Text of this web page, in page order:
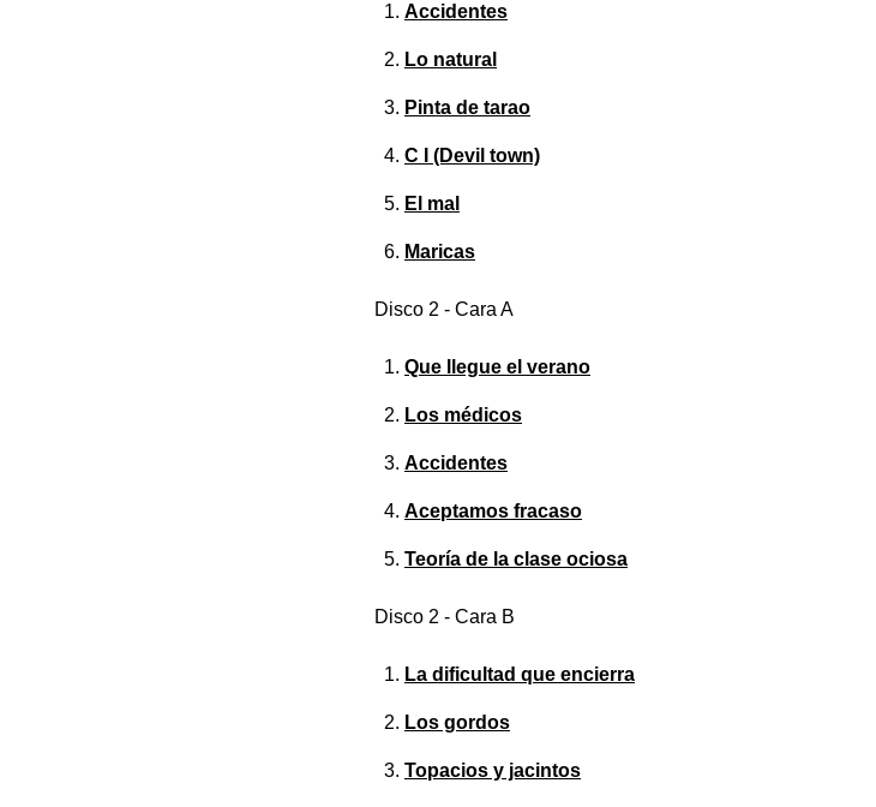
Accidentes
Lo natural
Pinta de tarao
C I (Devil town)
El mal
Maricas
Disco 2 - Cara A
Que llegue el verano
Los médicos
Accidentes
Aceptamos fracaso
Teoría de la clase ociosa
Disco 2 - Cara B
La dificultad que encierra
Los gordos
Topacios y jacintos